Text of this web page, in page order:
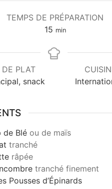
TEMPS DE PRÉPARATION
15 min
DE PLAT
snack
de Blé ou de maïs
tranché
râpée
tranché finement
Pousses d’Épinards